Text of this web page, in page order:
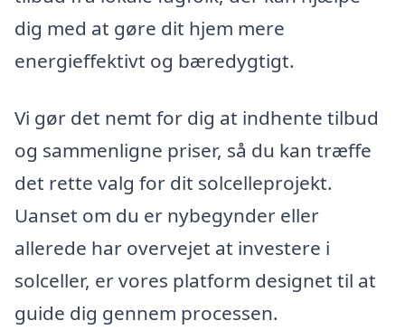
dig med at gøre dit hjem mere
energieffektivt og bæredygtigt.
Vi gør det nemt for dig at indhente tilbud
og sammenligne priser, så du kan træffe
det rette valg for dit solcelleprojekt.
Uanset om du er nybegynder eller
allerede har overvejet at investere i
solceller, er vores platform designet til at
guide dig gennem processen.